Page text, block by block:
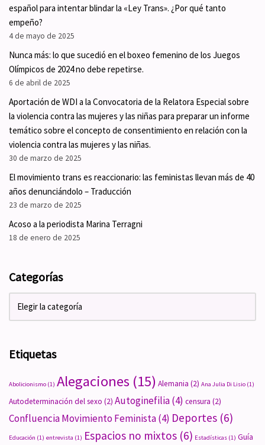
español para intentar blindar la «Ley Trans». ¿Por qué tanto
empeño?
4 de mayo de 2025
Nunca más: lo que sucedió en el boxeo femenino de los Juegos
Olímpicos de 2024 no debe repetirse.
6 de abril de 2025
Aportación de WDI a la Convocatoria de la Relatora Especial sobre
la violencia contra las mujeres y las niñas para preparar un informe
temático sobre el concepto de consentimiento en relación con la
violencia contra las mujeres y las niñas.
30 de marzo de 2025
El movimiento trans es reaccionario: las feministas llevan más de 40
años denunciándolo – Traducción
23 de marzo de 2025
Acoso a la periodista Marina Terragni
18 de enero de 2025
Categorías
Etiquetas
Abolicionismo (1) Alegaciones (15) Alemania (2) Ana Julia Di Lisio (1)
Autodeterminación del sexo (2) Autoginefilia(4) censura (2)
Confluencia Movimiento Feminista(4) Deportes (6)
Educación (1) entrevista (1) Espacios no mixtos (6) Estadísticas (1) Guía